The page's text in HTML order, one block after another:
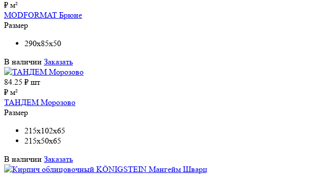
₽ м²
MODFORMAT Брюне
Размер
290x85x50
В наличии Заказать
84.25 ₽ шт
₽ м²
ТАНДЕМ Морозово
Размер
215x102x65
215x50x65
В наличии Заказать